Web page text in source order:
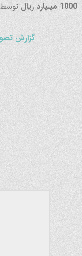
1000 میلیارد ریال
توسط
گزارش